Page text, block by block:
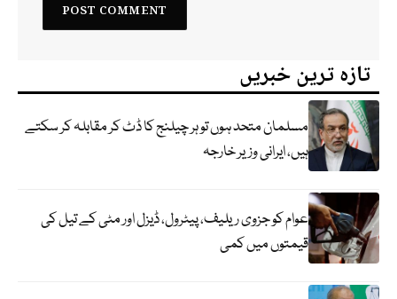
تازہ ترین خبریں
مسلمان متحد ہوں تو ہر چیلنج کا ڈٹ کر مقابلہ کر سکتے
ہیں، ایرانی وزیر خارجہ
عوام کو جزوی ریلیف، پیٹرول، ڈیزل اور مٹی کے تیل کی
قیمتوں میں کمی